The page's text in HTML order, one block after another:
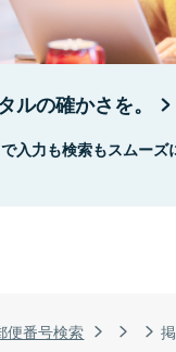
便番号検索
ルの確かさを。
入力も検索もスムーズ